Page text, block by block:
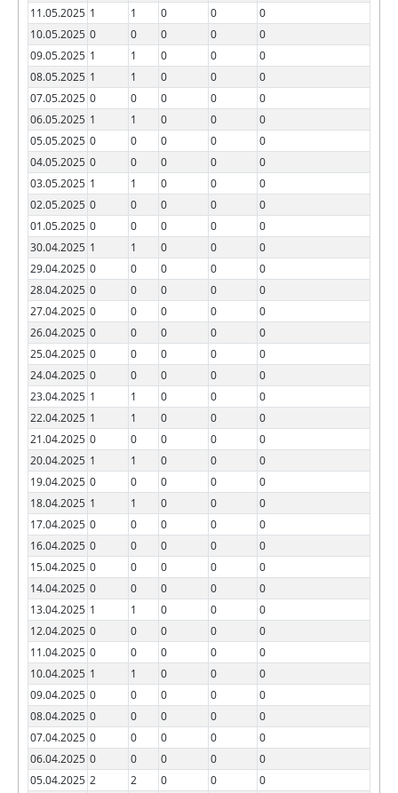
11.05.2025 1 1 0 0
0
10.05.2025 0 0 0 0
0
09.05.2025 1 1 0 0
0
08.05.2025 1 1 0 0
0
07.05.2025 0 0 0 0
0
06.05.2025 1 1 0 0
0
05.05.2025 0 0 0 0
0
04.05.2025 0 0 0 0
0
03.05.2025 1 1 0 0
0
02.05.2025 0 0 0 0
0
01.05.2025 0 0 0 0
0
30.04.2025 1 1 0 0
0
29.04.2025 0 0 0 0
0
28.04.2025 0 0 0 0
0
27.04.2025 0 0 0 0
0
26.04.2025 0 0 0 0
0
25.04.2025 0 0 0 0
0
24.04.2025 0 0 0 0
0
23.04.2025 1 1 0 0
0
22.04.2025 1 1 0 0
0
21.04.2025 0 0 0 0
0
20.04.2025 1 1 0 0
0
19.04.2025 0 0 0 0
0
18.04.2025 1 1 0 0
0
17.04.2025 0 0 0 0
0
16.04.2025 0 0 0 0
0
15.04.2025 0 0 0 0
0
14.04.2025 0 0 0 0
0
13.04.2025 1 1 0 0
0
12.04.2025 0 0 0 0
0
11.04.2025 0 0 0 0
0
10.04.2025 1 1 0 0
0
09.04.2025 0 0 0 0
0
08.04.2025 0 0 0 0
0
07.04.2025 0 0 0 0
0
06.04.2025 0 0 0 0
0
05.04.2025 2 2 0 0
0